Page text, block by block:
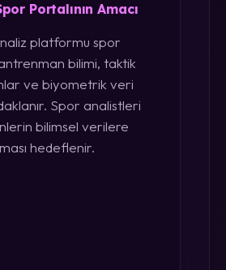
Portalının Amacı
platformu spor
bilimi, taktik
ve biyometrik veri
Spor analistleri
bilimsel verilere
hedeflenir.